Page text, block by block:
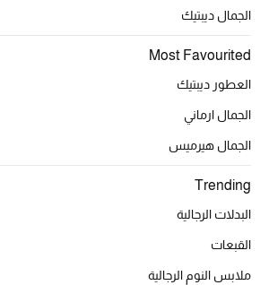
الحب للمحلي
الملابس الرياضية النسائية
حقائب وأحذية متطابقة
هدايا للنساء
الجمال ديبتيك
Most Favourited
العطور ديبتيك
الجمال ارماني
الجمال هيرميس
Trending
البدلات الرجالية
القبعات
ملابس النوم الرجالية